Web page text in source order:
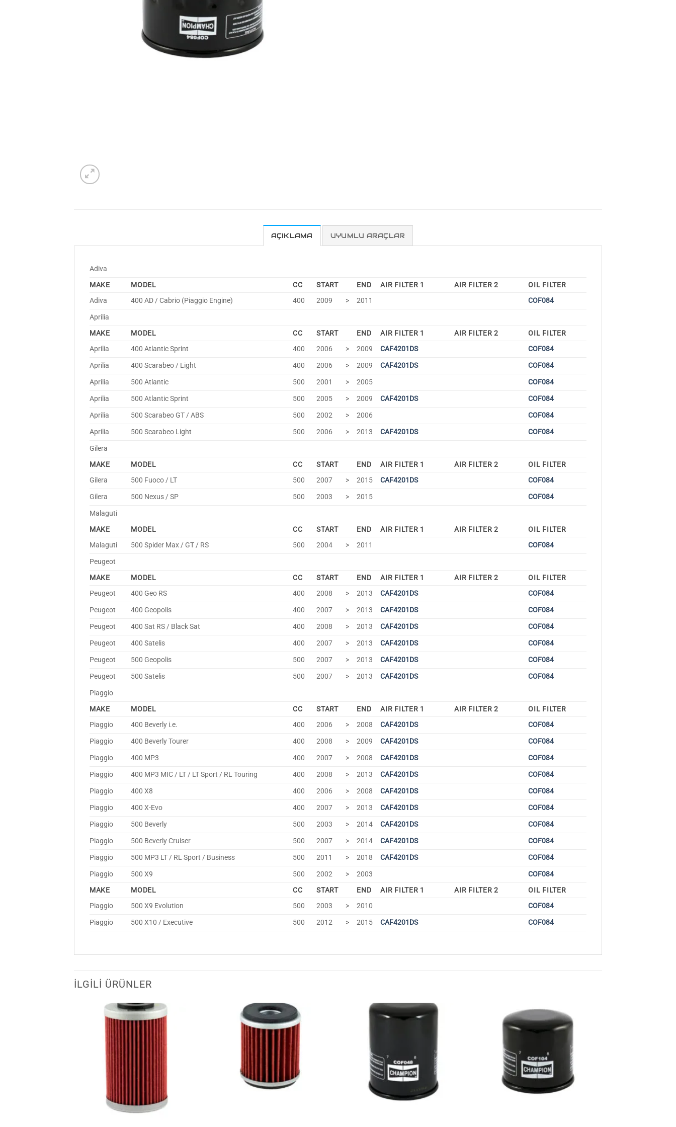
AÇIKLAMA UYUMLU ARAÇLAR
Adiva
MAKE
MODEL CC START END AIR FILTER 1 AIR FILTER 2
OIL FILTER
Adiva
400 AD / Cabrio (Piaggio Engine) 400 2009 > 2011
COF084
Aprilia
MAKE
MODEL CC START END AIR FILTER 1 AIR FILTER 2
OIL FILTER
Aprilia
400 Atlantic Sprint 400 2006 > 2009 CAF4201DS
COF084
Aprilia
400 Scarabeo / Light 400 2006 > 2009 CAF4201DS
COF084
Aprilia
500 Atlantic 500 2001 > 2005
COF084
Aprilia
500 Atlantic Sprint 500 2005 > 2009 CAF4201DS
COF084
Aprilia
500 Scarabeo GT / ABS 500 2002 > 2006
COF084
Aprilia
500 Scarabeo Light 500 2006 > 2013 CAF4201DS
COF084
Gilera
MAKE
MODEL CC START END AIR FILTER 1 AIR FILTER 2
OIL FILTER
Gilera
500 Fuoco / LT 500 2007 > 2015 CAF4201DS
COF084
Gilera
500 Nexus / SP 500 2003 > 2015
COF084
Malaguti
MAKE
MODEL CC START END AIR FILTER 1 AIR FILTER 2
OIL FILTER
Malaguti
500 Spider Max / GT / RS 500 2004 > 2011
COF084
Peugeot
MAKE
MODEL CC START END AIR FILTER 1 AIR FILTER 2
OIL FILTER
Peugeot
400 Geo RS 400 2008 > 2013 CAF4201DS
COF084
Peugeot
400 Geopolis 400 2007 > 2013 CAF4201DS
COF084
Peugeot
400 Sat RS / Black Sat 400 2008 > 2013 CAF4201DS
COF084
Peugeot
400 Satelis 400 2007 > 2013 CAF4201DS
COF084
Peugeot
500 Geopolis 500 2007 > 2013 CAF4201DS
COF084
Peugeot
500 Satelis 500 2007 > 2013 CAF4201DS
COF084
Piaggio
MAKE
MODEL CC START END AIR FILTER 1 AIR FILTER 2
OIL FILTER
Piaggio
400 Beverly i.e. 400 2006 > 2008 CAF4201DS
COF084
Piaggio
400 Beverly Tourer 400 2008 > 2009 CAF4201DS
COF084
Piaggio
400 MP3 400 2007 > 2008 CAF4201DS
COF084
Piaggio
400 MP3 MIC / LT / LT Sport / RL Touring 400 2008 > 2013 CAF4201DS
COF084
Piaggio
400 X8 400 2006 > 2008 CAF4201DS
COF084
Piaggio
400 X-Evo 400 2007 > 2013 CAF4201DS
COF084
Piaggio
500 Beverly 500 2003 > 2014 CAF4201DS
COF084
Piaggio
500 Beverly Cruiser 500 2007 > 2014 CAF4201DS
COF084
Piaggio
500 MP3 LT / RL Sport / Business 500 2011 > 2018 CAF4201DS
COF084
Piaggio
500 X9 500 2002 > 2003
COF084
MAKE
MODEL CC START END AIR FILTER 1 AIR FILTER 2
OIL FILTER
Piaggio
500 X9 Evolution 500 2003 > 2010
COF084
Piaggio
500 X10 / Executive 500 2012 > 2015 CAF4201DS COF084
İLGILI ÜRÜNLER
Favorilerime